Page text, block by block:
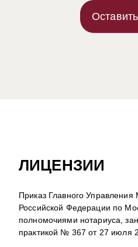
ЛИЦЕНЗИИ
Приказ Главного Управления
Российской Федерации по
полномочиями нотариуса,
практикой № 367 от 27 июля